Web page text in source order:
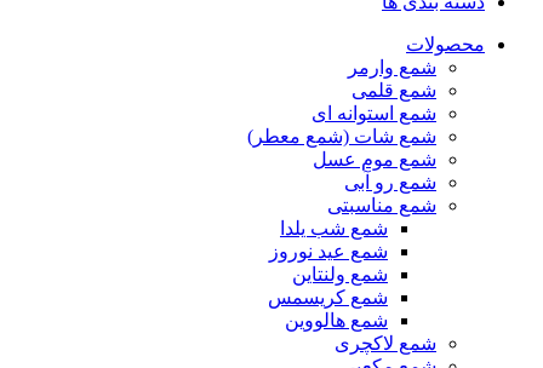
محصولات
شمع وارمر
شمع قلمی
شمع استوانه ای
شمع شات (شمع معطر)
شمع موم عسل
شمع رو آبی
شمع مناسبتی
شمع شب یلدا
شمع عید نوروز
شمع ولنتاین
شمع کریسمس
شمع هالووین
شمع لاکچری